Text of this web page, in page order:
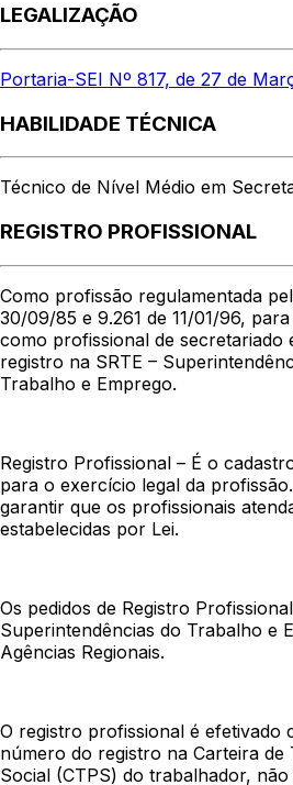
LEGALIZAÇÃO
Portaria-SEI Nº 817, de 27 de
HABILIDADE TÉCNICA
Técnico de Nível Médio em
REGISTRO PROFISSIONAL
Como profissão regulamentada
30/09/85 e 9.261 de 11/01/96,
como profissional de secretariado
registro na SRTE –
Trabalho e Emprego.
Registro Profissional – É o
para o exercício legal da
garantir que os profissionais
estabelecidas por Lei.
Os pedidos de Registro
Superintendências do Trabalho e
Agências Regionais.
O registro profissional é efetivado
número do registro na Carteira de
Social (CTPS) do trabalhador,